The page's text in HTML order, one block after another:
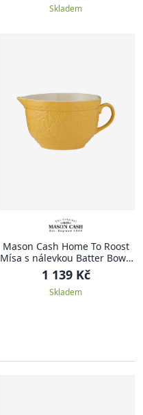
Skladem
Mason Cash Home To Roost
Mísa s nálevkou Batter Bowl,
2.3 l, žlutá
1 139 Kč
Skladem